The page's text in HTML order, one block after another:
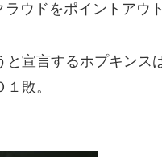
ウドをポイントアウト
宣言するホプキンス
敗。